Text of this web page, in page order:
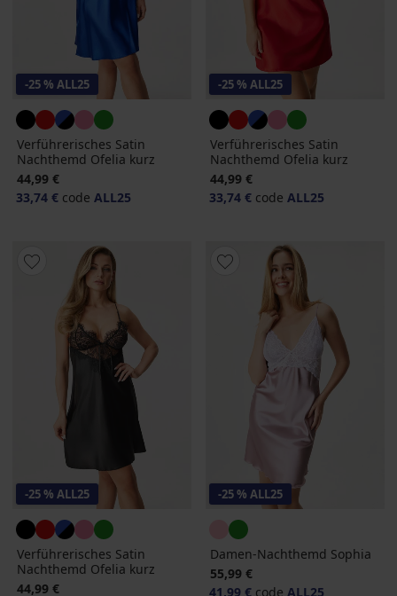
-25 % ALL25
Verführerisches Satin
Nachthemd Ofelia kurz
44,99 €
33,74 € code ALL25
-25 % ALL25
Verführerisches Satin
Nachthemd Ofelia kurz
44,99 €
33,74 € code ALL25
-25 % ALL25
Verführerisches Satin
Nachthemd Ofelia kurz
44,99 €
-25 % ALL25
Damen-Nachthemd Sophia
55,99 €
41,99 € code ALL25